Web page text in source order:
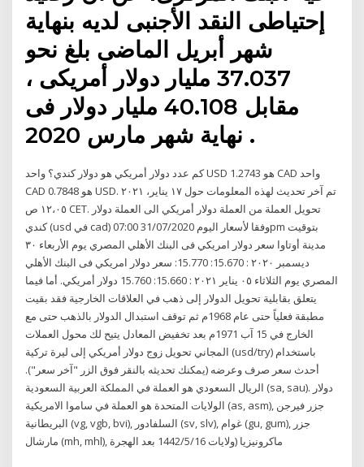
إحتياطى النقد الأجنبى لديه بنهاية
شهر أبريل الماضى بلغ نحو
37.037 مليار دولار أمريكى ،
مقابل 40.108 مليار دولار فى
نهاية شهر مارس 2020 .
كم عدد دولار أمريكي هو دولار كندي؟ واحد USD هو 1.2743 CAD واحد
CAD هو 0.7848 USD. تم آخر تحديث لهذه المعلومات حول ١٧ يناير، ٢٠٢١
١٢،٠٥ ص CET. تحويل العملة من العملة دولار أمريكي الى العملة دولار
كندي (usd في cad) وفقا لأسعار اليوم 31/07/2020 07:00pm بتوقيت
مدينة أوتاوا سعر دولار امريكي فى البنك الأهلي المصري يوم الأربعاء ٣٠
ديسمبر ٢٠٢٠ : 15.670: 15.770: سعر دولار امريكي فى البنك الأهلي
المصري يوم الثلاثاء ٠٥ يناير ٢٠٢١ : 15.660: 15.760 دولار أمريكي. أما فيما
يتعلق بقابلية تحويل الدولار إلى ذهب في العلاقات الخارجية فقد بقيت
مطبقة فعلياً حتى عام 1968م ثم توقف استبدال الدولار بالذهب حتى مع
الخارج في 15 آب 1971م بعد تخفيض المعادل يتيح لك محول العملات
المجاني تحويل زوج دولار أمريكي إلى ليرة تركية (usd/try) باستخدام
أحدث سعر صرف وعرضه (يمكنك تحديثه بالنقر فوق الزر "آخر سعر").
الريال السعودي هو العملة في المملكة العربية السعودية (sa, sau). دولار
الولايات المتحدة هو العملة في ساموا الامريكية (as, asm), جزر فيرجن
البريطانية (vg, vgb, bvi), السلفادور (sv, slv), غوام (gu, gum), جزر
مارشال (mh, mhl), ماكرونيزيا (ولايات 16‏‏/5‏‏/1442 بعد الهجرة